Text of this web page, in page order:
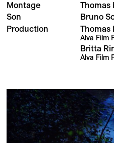
Montage
Thomas
Son
Bruno
Production
Thomas
Alva Film
Britta
Alva Film